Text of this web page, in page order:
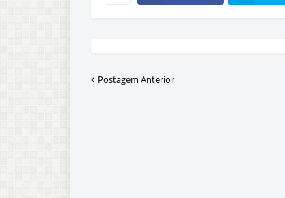
Postagem Anterior